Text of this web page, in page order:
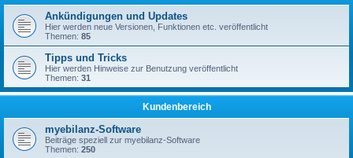
Ankündigungen und Updates
Hier werden neue Versionen, Funktionen etc. veröffentlicht
Themen: 85
Tipps und Tricks
Hier werden Hinweise zur Benutzung veröffentlicht
Themen: 31
Kundenbereich
myebilanz-Software
Beiträge speziell zur myebilanz-Software
Themen: 250